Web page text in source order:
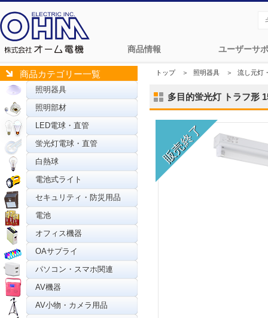
商品情報 ユーザーサ
商品カテゴリー一覧
照明器具
照明部材
LED電球・直管
蛍光灯電球・直管
白熱球
電池式ライト
セキュリティ・防災用品
電池
オフィス機器
OAサプライ
パソコン・スマホ関連
AV機器
AV小物・カメラ用品
トップ＞ 照明器具 ＞ 流し元灯
多目的蛍光灯 トラフ形